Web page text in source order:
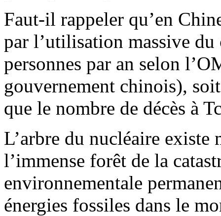
Faut-il rappeler qu’en
par l’utilisation massive
personnes par an selon
gouvernement chinois),
que le nombre de décès à
L’arbre du nucléaire existe
l’immense forêt de la
environnementale
énergies fossiles dans le